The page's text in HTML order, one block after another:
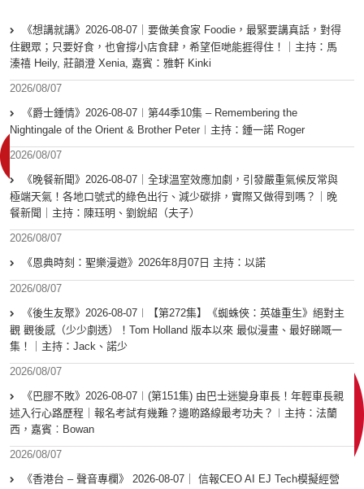
《想講就講》2026-08-07｜要做美食家 Foodie，最緊要講真話，對得
住觀眾；只要好食，也會撐小店食肆，希望佢哋能捱得住！｜主持：馬
溱禧 Heily, 莊韻澄 Xenia, 嘉賓：雅軒 Kinki
2026/08/07
《爵士鍾情》2026-08-07︱第44季10集 – Remembering the
Nightingale of the Orient & Brother Peter︱主持：鍾一諾 Roger
2026/08/07
《晚餐新聞》2026-08-07｜全球溫室效應加劇，引發嚴重氣候反常與
極端天氣！各地口號式的綠色出行、減少碳排，實際又做得到嗎？｜晚
餐新聞｜主持：陳珏明、劉銳紹（夫子）
2026/08/07
《恩典時刻：聖樂漫遊》2026年8月07日 主持：以諾
2026/08/07
《後生友聚》2026-08-07︱【第272集】《蜘蛛俠：英雄重生》絕對主
觀 觀後感（少少劇透）！Tom Holland 版本以來 最似漫畫、最好睇嘅一
集！｜主持：Jack、諾少
2026/08/07
《巴膠不敗》2026-08-07︱(第151集) 由巴士迷變身車長！年輕車長親
述入行心路歷程｜報名考試有幾難？邊啲路線最考功夫？︱主持：法蘭
西，嘉賓︰Bowan
2026/08/07
《香港台 – 聲音專欄》 2026-08-07｜ 信報CEO AI EJ Tech模擬經營